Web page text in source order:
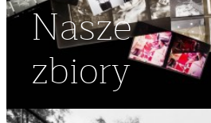
Nasze
zbiory